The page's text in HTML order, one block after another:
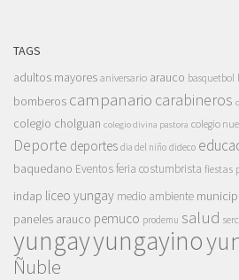
TAGS
adultos mayores aniversario arauco basquetbol
bomberos campanario carabineros
colegio cholguan colegio divina pastora colegio
Deporte deportes dia del niño dideco
baquedano Eventosferia costumbrista fiestas
indap liceo yungay medio ambiente
paneles arauco pemuco prodemu salud
yungayyungayino
Ñuble